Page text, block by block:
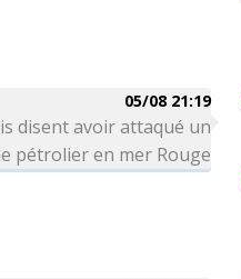
05/08 21:19
disent avoir attaqué un
pétrolier en mer Rouge